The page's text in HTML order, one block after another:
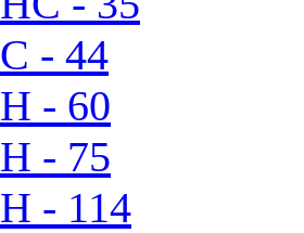
C - 44
H - 60
H - 75
H - 114